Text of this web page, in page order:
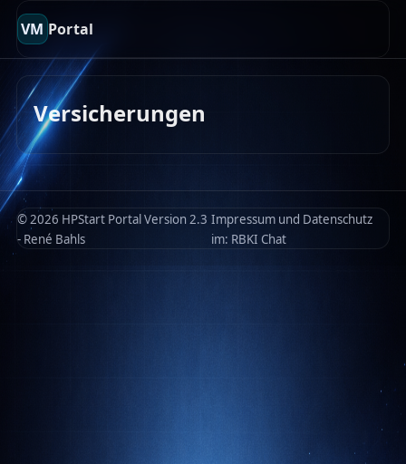
VM Portal
Versicherungen
© 2026 HPStart Portal Version 2.3
- René Bahls
Impressum und Datenschutz
im: RBKI Chat